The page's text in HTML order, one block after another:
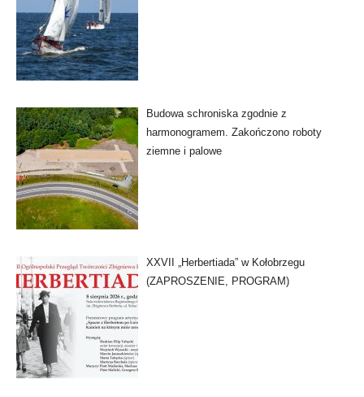
Budowa schroniska zgodnie z
harmonogramem. Zakończono roboty
ziemne i palowe
XXVII „Herbertiada” w Kołobrzegu
(ZAPROSZENIE, PROGRAM)